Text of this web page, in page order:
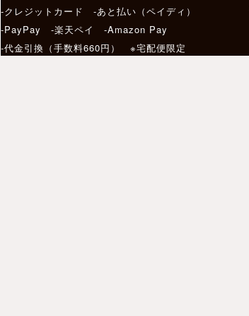
-クレジットカード -あと払い（ペイディ）
-PayPay -楽天ペイ -Amazon Pay
-代金引換（手数料660円） ※宅配便限定